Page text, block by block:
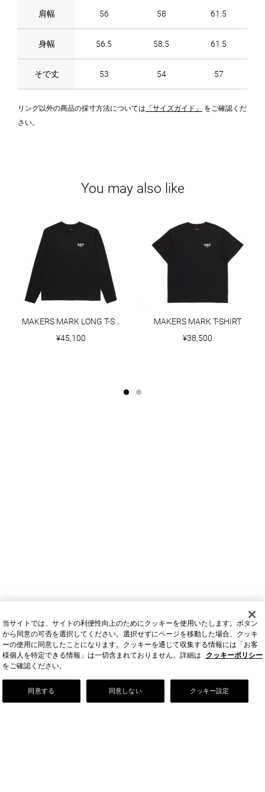
肩幅
身幅
そで丈
56
56.5
53
58
58.5
54
61.5
61.5
57
リング以外の商品の採寸方法については 「サイズガイド」
をご確認くだ
さい。
You may also like
¥45,100
MAKERS MARK T-SHIRT
¥38,500
Our Story
当サイトでは、サイトの利便性向上のためにクッキーを使用いたします。ボタン
から同意の可否を選択してください。選択せずにページを移動した場合、クッキ
ーの使用に同意したことになります。クッキーを通じて収集する情報には「お客
様個人を特定できる情報」は一切含まれておりません。詳細は
クッキーポリシー
をご確認ください。
クッキー設定
同意しない
同意する